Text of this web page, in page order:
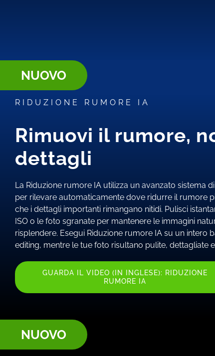
NUOVO
RIDUZIONE RUMORE IA
Rimuovi il rumore,
dettagli
La Riduzione rumore IA utilizza un avanzato sistema
per rilevare automaticamente dove ridurre il rumore
che i dettagli importanti rimangano nitidi. Pulisci
ISO o le foto sgranate per mantenere le immagini
risplendere. Esegui Riduzione rumore IA su un intero
editing, mentre le tue foto risultano pulite, dettagliate
GUARDA IL VIDEO (IN INGLESE): RIDUZIONE
RUMORE IA
NUOVO